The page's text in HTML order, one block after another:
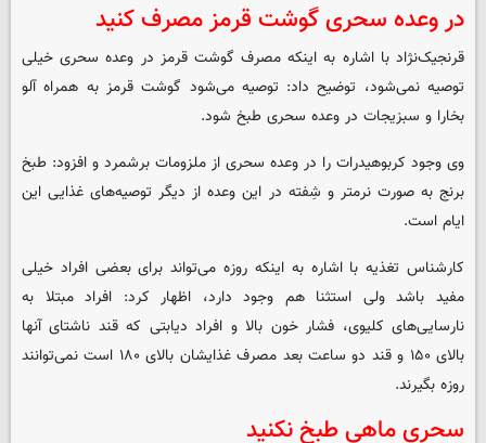
در وعده سحری گوشت قرمز مصرف کنید
قرنجیک‌نژاد با اشاره به اینکه مصرف گوشت قرمز در وعده سحری خیلی
توصیه نمی‌شود، توضیح داد: توصیه می‌شود گوشت قرمز به همراه آلو
بخارا و سبزیجات در وعده سحری طبخ شود.
وی وجود کربوهیدرات را در وعده سحری از ملزومات برشمرد و افزود: طبخ
برنج به صورت نرمتر و شِفته در این وعده از دیگر توصیه‌های غذایی این
ایام است.
کارشناس تغذیه با اشاره به اینکه روزه می‌تواند برای بعضی افراد خیلی
مفید باشد ولی استثنا هم وجود دارد، اظهار کرد: افراد مبتلا به
نارسایی‌های کلیوی، فشار خون بالا و افراد دیابتی که قند ناشتای آنها
بالای ۱۵۰ و قند دو ساعت بعد مصرف غذایشان بالای ۱۸۰ است نمی‌توانند
روزه بگیرند.
سحری ماهی طبخ نکنید